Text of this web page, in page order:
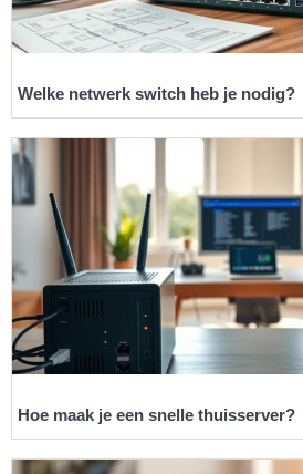
Welke netwerk switch heb je nodig?
Hoe maak je een snelle thuisserver?